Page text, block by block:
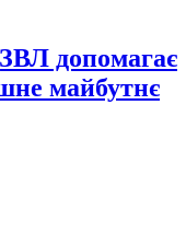
допомагає
майбутнє